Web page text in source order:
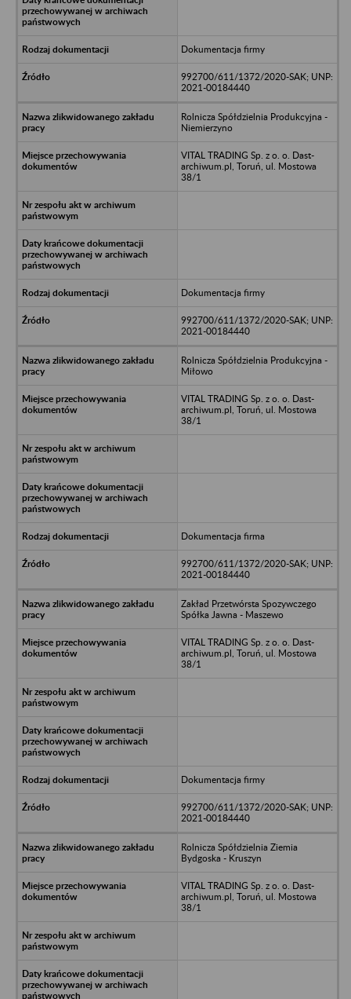
Dokumentacja firmy
992700/611/1372/2020-SAK; UNP:
2021-00184440
Rolnicza Spółdzielnia Produkcyjna -
Niemierzyno
VITAL TRADING Sp. z o. o. Dast-
archiwum.pl, Toruń, ul. Mostowa
38/1
Dokumentacja firmy
992700/611/1372/2020-SAK; UNP:
2021-00184440
Rolnicza Spółdzielnia Produkcyjna -
Miłowo
VITAL TRADING Sp. z o. o. Dast-
archiwum.pl, Toruń, ul. Mostowa
38/1
Dokumentacja firma
992700/611/1372/2020-SAK; UNP:
2021-00184440
Zakład Przetwórsta Spozywczego
Spółka Jawna - Maszewo
VITAL TRADING Sp. z o. o. Dast-
archiwum.pl, Toruń, ul. Mostowa
38/1
Dokumentacja firmy
992700/611/1372/2020-SAK; UNP:
2021-00184440
Rolnicza Spółdzielnia Ziemia
Bydgoska - Kruszyn
VITAL TRADING Sp. z o. o. Dast-
archiwum.pl, Toruń, ul. Mostowa
38/1